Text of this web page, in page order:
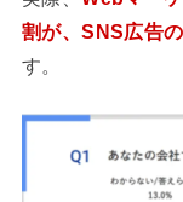
割が、SNS広告
す。